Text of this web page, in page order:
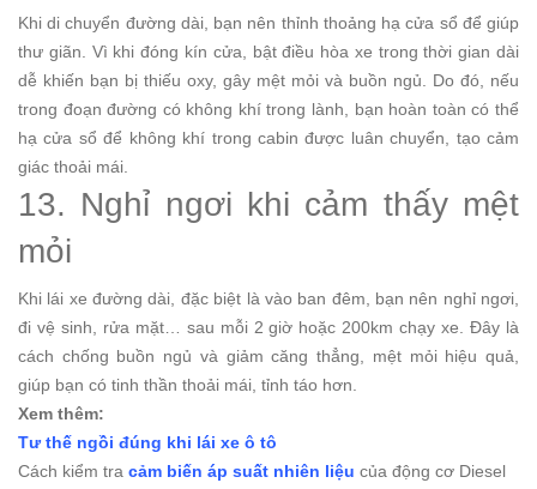
Khi di chuyển đường dài, bạn nên thỉnh thoảng hạ cửa sổ để giúp
thư giãn. Vì khi đóng kín cửa, bật điều hòa xe trong thời gian dài
dễ khiến bạn bị thiếu oxy, gây mệt mỏi và buồn ngủ. Do đó, nếu
trong đoạn đường có không khí trong lành, bạn hoàn toàn có thể
hạ cửa sổ để không khí trong cabin được luân chuyển, tạo cảm
giác thoải mái.
13. Nghỉ ngơi khi cảm thấy mệt
mỏi
Khi lái xe đường dài, đặc biệt là vào ban đêm, bạn nên nghỉ ngơi,
đi vệ sinh, rửa mặt… sau mỗi 2 giờ hoặc 200km chạy xe. Đây là
cách chống buồn ngủ và giảm căng thẳng, mệt mỏi hiệu quả,
giúp bạn có tinh thần thoải mái, tỉnh táo hơn.
Xem thêm:
Tư thế ngồi đúng khi lái xe ô tô
Cách kiểm tra cảm biến áp suất nhiên liệu của động cơ Diesel